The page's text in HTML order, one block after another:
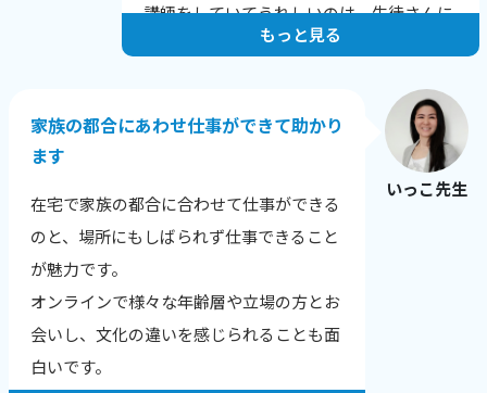
講師をしていてうれしいのは、生徒さんに
上達のコメントをいただいたときです。
「発音が上達し英語が聞きやすくなった
と、他の英会話スクールでほめられまし
た！」
「長文読解の秘伝ルールを伝授いただいた
「全く文章の組み立てが苦手だったのです
が、自分でもちゃんと文章を作れるように
もっと見る
いっこ先生
家族の都合にあわせ仕事ができて助かり
ます
在宅で家族の都合に合わせて仕事ができる
のと、場所にもしばられず仕事できること
が魅力です。
オンラインで様々な年齢層や立場の方とお
会いし、文化の違いを感じられることも面
白いです。